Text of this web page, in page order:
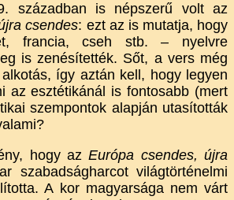
században is népszerű volt az
csendes: ezt az is mutatja, hogy
francia, cseh stb. – nyelvre
is zenésítették. Sőt, a vers még
így aztán kell, hogy legyen
az esztétikánál is fontosabb (mert
szempontok alapján utasították
hogy azEurópa csendes, újra
szabadságharcot világtörténelmi
A kor magyarsága nem várt